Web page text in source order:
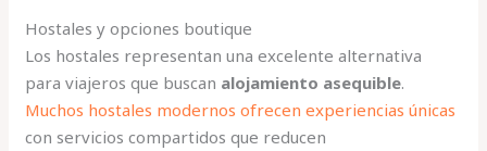
Hostales y opciones boutique
Los hostales representan una excelente alternativa
para viajeros que buscan alojamiento asequible.
Muchos hostales modernos ofrecen experiencias únicas
con servicios compartidos que reducen